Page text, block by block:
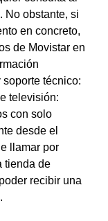
No obstante, si
en concreto,
de Movistar en
técnico:
televisión:
con solo
desde el
llamar por
tienda de
recibir una